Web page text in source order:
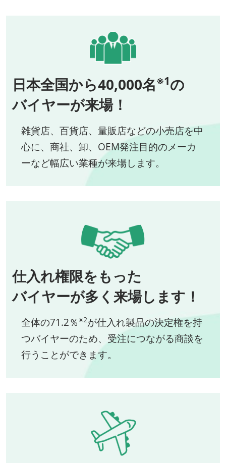
日本全国から40,000名※1の
バイヤーが来場！
雑貨店、百貨店、量販店などの小売店を中
心に、商社、卸、OEM発注目的のメーカ
ーなど幅広い業種が来場します。
仕入れ権限をもった
バイヤーが多く来場します！
全体の71.2％※2が仕入れ製品の決定権を持
つバイヤーのため、受注につながる商談を
行うことができます。